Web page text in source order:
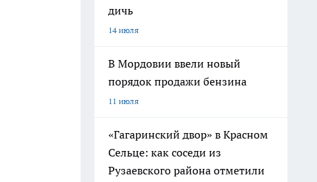
дичь
14 июля
В Мордовии ввели новый
порядок продажи бензина
11 июля
«Гагаринский двор» в Красном
Сельце: как соседи из
Рузаевского района отметили